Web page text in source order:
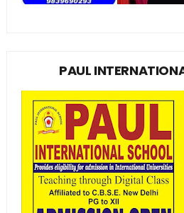
PAUL